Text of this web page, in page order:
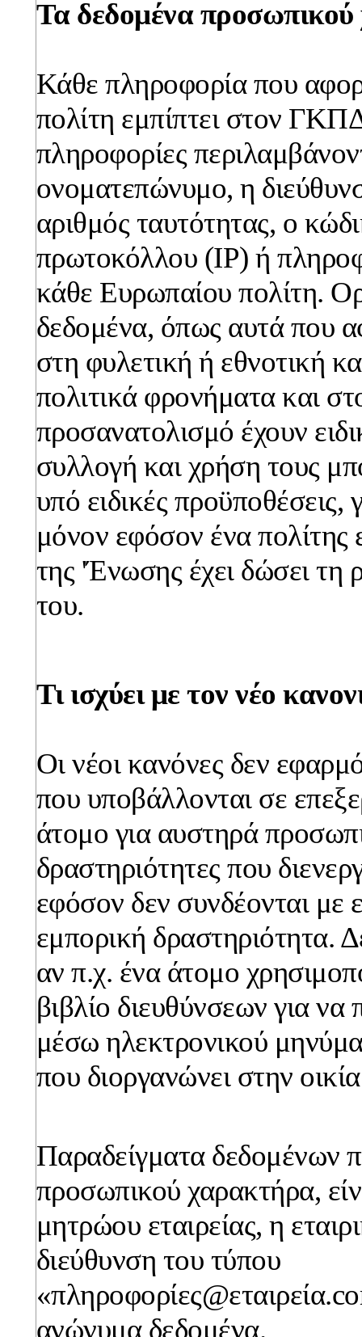
Τα δεδομένα
Κάθε πληροφορία που
πολίτη εμπίπτει στον
πληροφορίες
ονοματεπώνυμο, η
αριθμός ταυτότητας, ο
πρωτοκόλλου (IP) ή
κάθε Ευρωπαίου πολίτη.
δεδομένα, όπως αυτά που
στη φυλετική ή εθνοτική
πολιτικά φρονήματα και
προσανατολισμό έχουν
συλλογή και χρήση τους
υπό ειδικές προϋποθέσεις,
μόνον εφόσον ένα πολίτης
της 'Ένωσης έχει δώσει τη
του.
Τι ισχύει με τον νέο
Οι νέοι κανόνες δεν
που υποβάλλονται σε
άτομο για αυστηρά
δραστηριότητες που
εφόσον δεν συνδέονται με
εμπορική δραστηριότητα.
αν π.χ. ένα άτομο
βιβλίο διευθύνσεων για
μέσω ηλεκτρονικού
που διοργανώνει στην
Παραδείγματα δεδομένων
προσωπικού χαρακτήρα,
μητρώου εταιρείας, η
διεύθυνση του τύπου
ανώνυμα δεδομένα.